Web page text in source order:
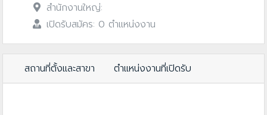
สำนักงานใหญ่:
เปิดรับสมัคร: 0 ตำแหน่งงาน
สถานที่ตั้งและสาขา ตำแหน่งงานที่เปิดรับ